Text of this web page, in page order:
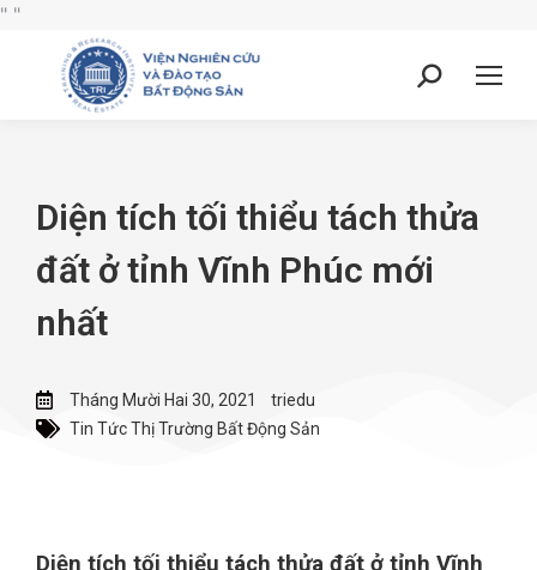
" "
Diện tích tối thiểu tách thửa
đất ở tỉnh Vĩnh Phúc mới
nhất
Tháng Mười Hai 30, 2021
triedu
Tin Tức Thị Trường Bất Động Sản
Diện tích tối thiểu tách thửa đất ở tỉnh Vĩnh